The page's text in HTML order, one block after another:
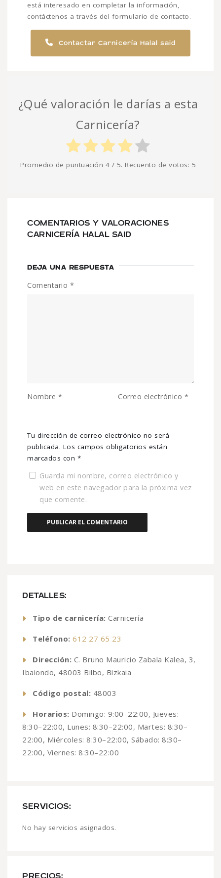
DETALLES:
Tipo de carnicería: Carnicería
Teléfono: 612 27 65 23
Dirección: C. Bruno Mauricio Zabala Kalea, 3,
Ibaiondo, 48003 Bilbo, Bizkaia
Código postal: 48003
Horarios: Domingo: 9:00–22:00, Jueves:
8:30–22:00, Lunes: 8:30–22:00, Martes: 8:30–
22:00, Miércoles: 8:30–22:00, Sábado: 8:30–
22:00, Viernes: 8:30–22:00
SERVICIOS:
No hay servicios asignados.
PRECIOS:
está interesado en completar la información,
contáctenos a través del formulario de contacto.
Contactar Carnicería Halal said
¿Qué valoración le darías a esta
Carnicería?
Promedio de puntuación 4 / 5. Recuento de votos: 5
COMENTARIOS Y VALORACIONES
CARNICERÍA HALAL SAID
DEJA UNA RESPUESTA
Tu dirección de correo electrónico no será
publicada. Los campos obligatorios están
marcados con *
Comentario *
Nombre * Correo electrónico *
Guarda mi nombre, correo electrónico y
web en este navegador para la próxima vez
que comente.